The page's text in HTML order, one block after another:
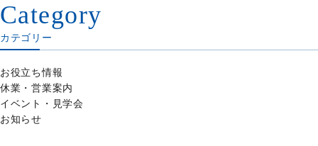
Category
カテゴリー
お役立ち情報
休業・営業案内
イベント・見学会
お知らせ